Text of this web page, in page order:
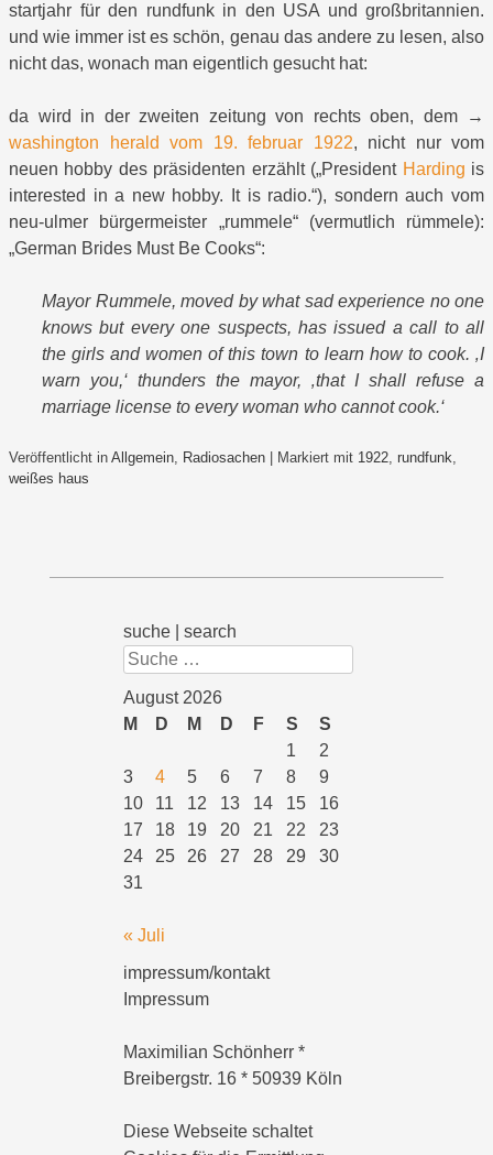
startjahr für den rundfunk in den USA und großbritannien.
und wie immer ist es schön, genau das andere zu lesen, also
nicht das, wonach man eigentlich gesucht hat:
da wird in der zweiten zeitung von rechts oben, dem →
washington herald vom 19. februar 1922, nicht nur vom
neuen hobby des präsidenten erzählt („President Harding is
interested in a new hobby. It is radio.“), sondern auch vom
neu-ulmer bürgermeister „rummele“ (vermutlich rümmele):
„German Brides Must Be Cooks“:
Mayor Rummele, moved by what sad experience no one
knows but every one suspects, has issued a call to all
the girls and women of this town to learn how to cook. ‚I
warn you,‘ thunders the mayor, ‚that I shall refuse a
marriage license to every woman who cannot cook.‘
Veröffentlicht in Allgemein, Radiosachen Markiert mit 1922, rundfunk,
weißes haus
suche | search
Suchen
August 2026
M
D M D F S
S
1
2
3
4 5 6 7 8
9
10
11 12 13 14 15
16
17
18 19 20 21 22
23
24
25 26 27 28 29
30
31
« Juli
impressum/kontakt
Impressum
Maximilian Schönherr *
Breibergstr. 16 * 50939 Köln
Diese Webseite schaltet